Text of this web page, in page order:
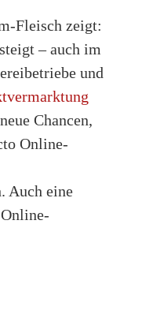
Fleisch zeigt:
– auch im
und
Chancen,
Online-
Auch eine